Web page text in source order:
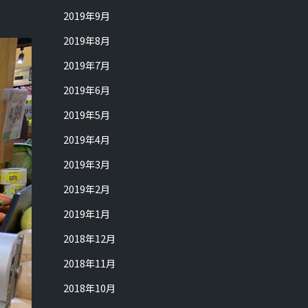
2019年9月
2019年8月
2019年7月
2019年6月
2019年5月
2019年4月
2019年3月
2019年2月
2019年1月
2018年12月
2018年11月
2018年10月